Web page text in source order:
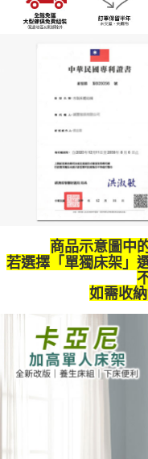
https://aftee.tw/terms/#terms3
３．未成年的使用者請事先
「AFTEE先享後付」，若未
４．使用「AFTEE先享後付
時審查核予不同之上限額度
請求用戶進行身份認證。
５．嚴禁一人註冊多個帳號
恩沛科技股份有限公司將有
商品示意圖中
若選擇「單獨床架」
如需收